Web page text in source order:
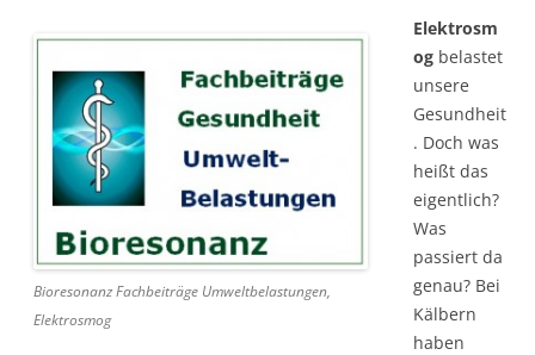
Bioresonanz Fachbeiträge Umweltbelastungen,
Elektrosmog
Elektrosm
og belastet
unsere
Gesundheit
. Doch was
heißt das
eigentlich?
Was
passiert da
genau? Bei
Kälbern
haben